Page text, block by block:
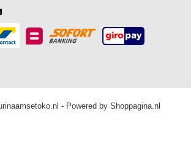
- Powered by Shoppagina.nl